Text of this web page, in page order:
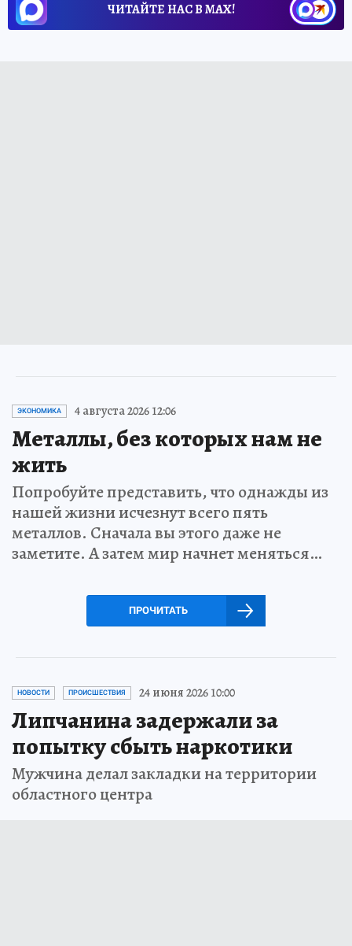
ЧИТАЙТЕ НАС В МАХ!
ЭКОНОМИКА 4 августа 2026 12:06
Металлы, без которых нам не
жить
Попробуйте представить, что однажды из
нашей жизни исчезнут всего пять
металлов. Сначала вы этого даже не
заметите. А затем мир начнет меняться…
ПРОЧИТАТЬ
НОВОСТИ ПРОИСШЕСТВИЯ 24 июня 2026 10:00
Липчанина задержали за
попытку сбыть наркотики
Мужчина делал закладки на территории
областного центра